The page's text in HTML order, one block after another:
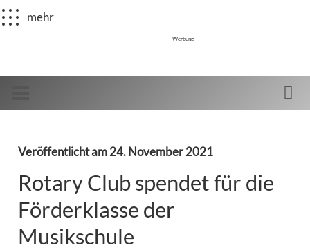
mehr
Werbung
Veröffentlicht am24. November 2021
Rotary Club spendet für die
Förderklasse der
Musikschule